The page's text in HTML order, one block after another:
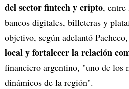
del sector fintech y cripto, entre
bancos digitales, billeteras y
objetivo, según adelantó
local y fortalecer la relación
financiero argentino, "uno de los
dinámicos de la región".